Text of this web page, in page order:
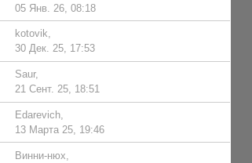
05 Янв. 26, 08:18
kotovik,
30 Дек. 25, 17:53
Saur,
21 Сент. 25, 18:51
Edarevich
13 Марта 25, 19:46
Винни-нюх